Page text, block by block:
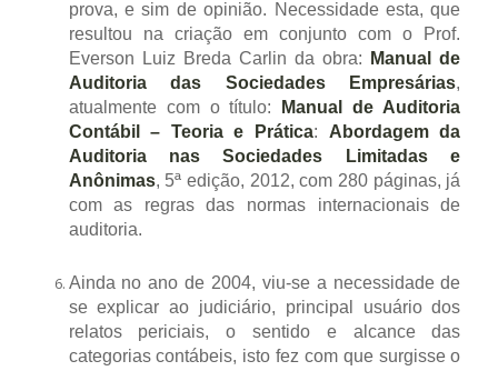
prova, e sim de opinião. Necessidade esta, que
resultou na criação em conjunto com o Prof.
Everson Luiz Breda Carlin da obra:
Manual de
Auditoria das Sociedades Empresárias,
atualmente com o título:
Manual de Auditoria
Contábil – Teoria e Prática: Abordagem da
Auditoria nas Sociedades Limitadas e
Anônimas, 5ª edição, 2012, com 280 páginas, já
com as regras das normas internacionais de
auditoria.
Ainda no ano de 2004, viu-se a necessidade de
se explicar ao judiciário, principal usuário dos
relatos periciais, o sentido e alcance das
categorias contábeis, isto fez com que surgisse o